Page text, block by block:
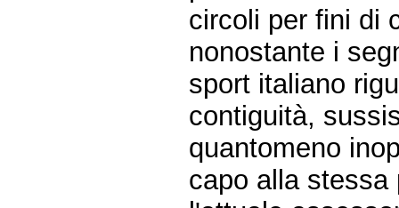
circoli per fini di
nonostante i
sport italiano
contiguità,
quantomeno
capo alla stessa